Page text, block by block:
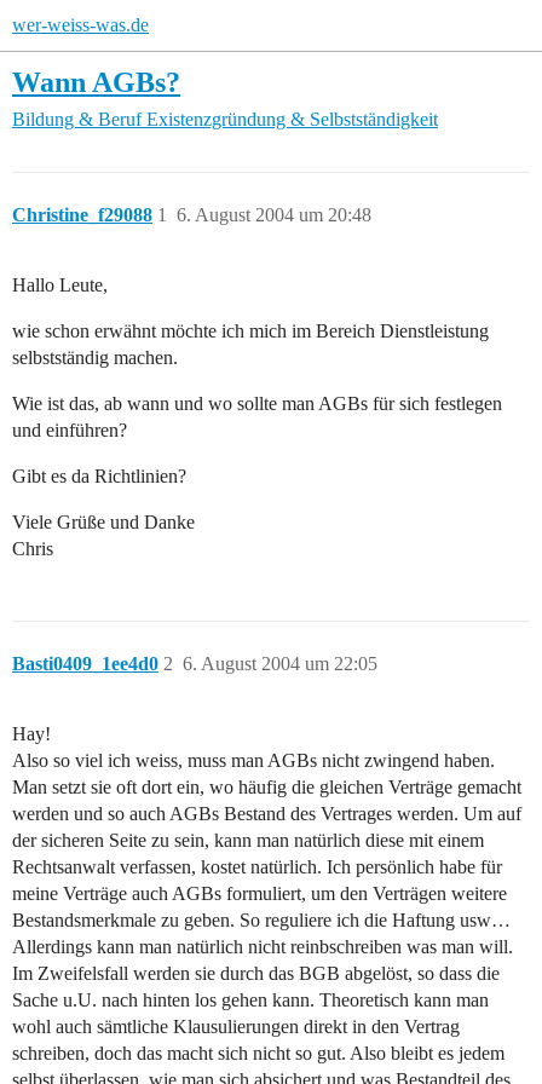
wer-weiss-was.de
Wann AGBs?
Bildung & Beruf Existenzgründung & Selbstständigkeit
Christine_f29088 6. August 2004 um 20:48
1
Hallo Leute,
wie schon erwähnt möchte ich mich im Bereich Dienstleistung
selbstständig machen.
Wie ist das, ab wann und wo sollte man AGBs für sich festlegen
und einführen?
Gibt es da Richtlinien?
Viele Grüße und Danke
Chris
Basti0409_1ee4d0 6. August 2004 um 22:05
2
Hay!
Also so viel ich weiss, muss man AGBs nicht zwingend haben.
Man setzt sie oft dort ein, wo häufig die gleichen Verträge gemacht
werden und so auch AGBs Bestand des Vertrages werden. Um auf
der sicheren Seite zu sein, kann man natürlich diese mit einem
Rechtsanwalt verfassen, kostet natürlich. Ich persönlich habe für
meine Verträge auch AGBs formuliert, um den Verträgen weitere
Bestandsmerkmale zu geben. So reguliere ich die Haftung usw…
Allerdings kann man natürlich nicht reinbschreiben was man will.
Im Zweifelsfall werden sie durch das BGB abgelöst, so dass die
Sache u.U. nach hinten los gehen kann. Theoretisch kann man
wohl auch sämtliche Klausulierungen direkt in den Vertrag
schreiben, doch das macht sich nicht so gut. Also bleibt es jedem
selbst überlassen, wie man sich absichert und was Bestandteil des